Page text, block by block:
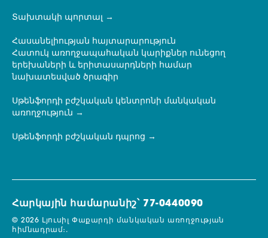
Տախտակի պորտալ
Հասանելիության հայտարարություն
Հատուկ առողջապահական կարիքներ ունեցող
երեխաների և երիտասարդների համար
նախատեսված ծրագիր
Սթենֆորդի բժշկական կենտրոնի մանկական
առողջություն
Սթենֆորդի բժշկական դպրոց
Հարկային համարանիշ՝ 77-0440090
© 2026 Լյուսիլ Փաքարդի մանկական առողջության
հիմնադրամ։.